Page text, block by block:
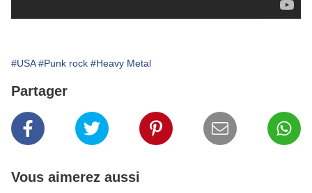
#USA #Punk rock #Heavy Metal
Partager
Vous aimerez aussi